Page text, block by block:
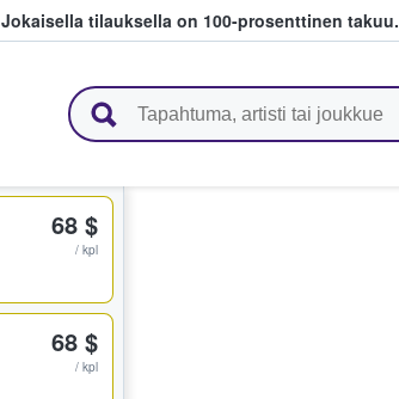
Jokaisella tilauksella on 100-prosenttinen takuu.
68 $
/ kpl
68 $
/ kpl